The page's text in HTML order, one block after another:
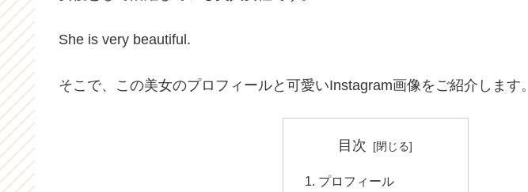
She is very beautiful.
そこで、この美女のプロフィールと可愛いInstagram画像をご紹介します。
目次
プロフィール